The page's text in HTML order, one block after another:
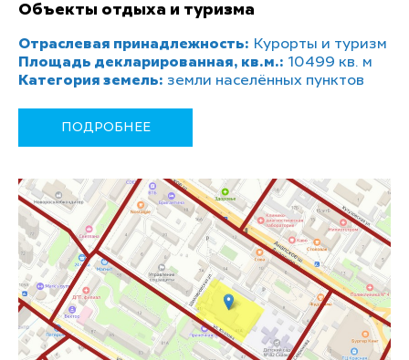
Объекты отдыха и туризма
Отраслевая принадлежность: Курорты и туризм
Площадь декларированная, кв.м.: 10499 кв. м
Категория земель: земли населённых пунктов
ПОДРОБНЕЕ